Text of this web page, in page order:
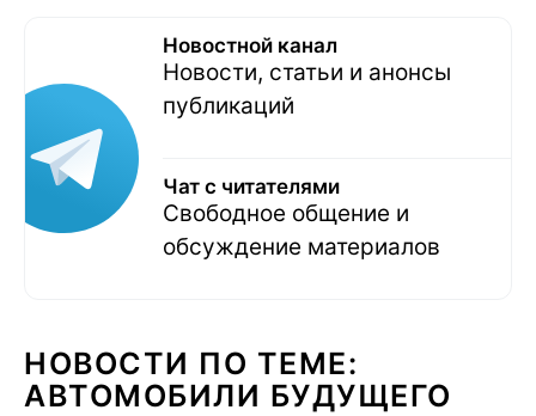
Новостной канал
Новости, статьи и анонсы
публикаций
Чат с читателями
Свободное общение и
обсуждение материалов
НОВОСТИ ПО ТЕМЕ:
АВТОМОБИЛИ БУДУЩЕГО